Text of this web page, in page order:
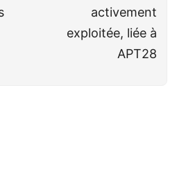
activement
exploitée, liée à
APT28